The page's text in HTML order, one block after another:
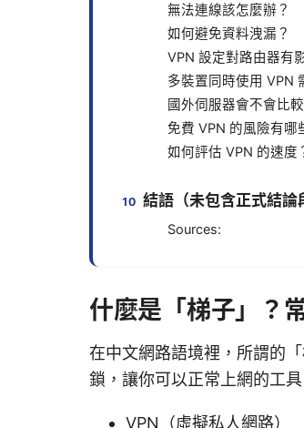
無法連線該怎麼辦？
如何避免資料洩漏？
VPN 設定對路由器有
多裝置同時使用 VPN
國外伺服器會不會比
免費 VPN 的風險有哪
如何評估 VPN 的速度
結語（未包含正式結論
Sources:
什麼是「梯子」？
在中文網路語境裡，所謂的
鎖，讓你可以正常上網的工
VPN（虛擬私人網路）